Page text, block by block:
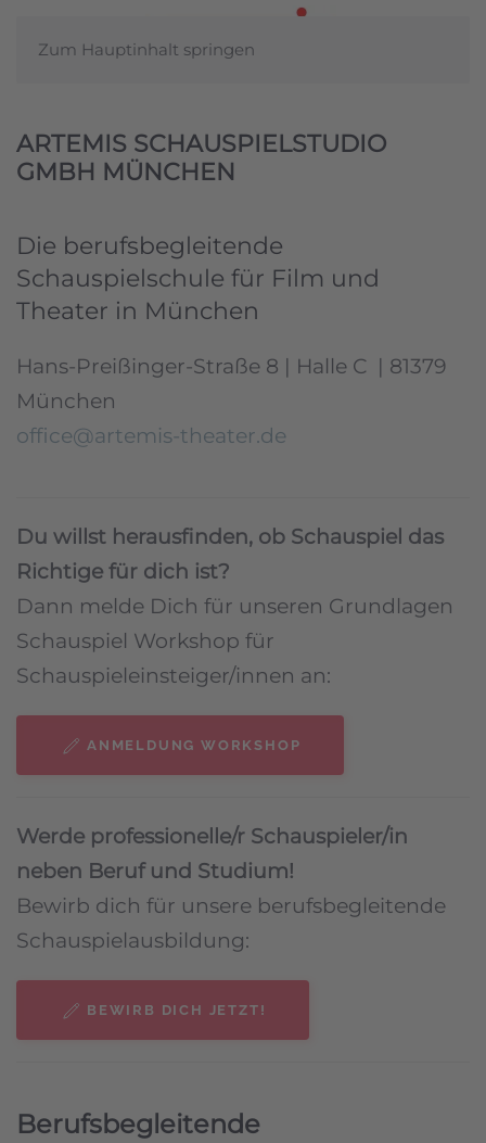
Zum Hauptinhalt springen
ARTEMIS SCHAUSPIELSTUDIO
GMBH MÜNCHEN
Die berufsbegleitende
Schauspielschule für Film und
Theater in München
Hans-Preißinger-Straße 8 | Halle C | 81379
München
office@artemis-theater.de
Du willst herausfinden, ob Schauspiel das
Richtige für dich ist?
Dann melde Dich für unseren Grundlagen
Schauspiel Workshop für
Schauspieleinsteiger/innen an:
ANMELDUNG WORKSHOP
Werde professionelle/r Schauspieler/in
neben Beruf und Studium!
Bewirb dich für unsere berufsbegleitende
Schauspielausbildung:
BEWIRB DICH JETZT!
Berufsbegleitende